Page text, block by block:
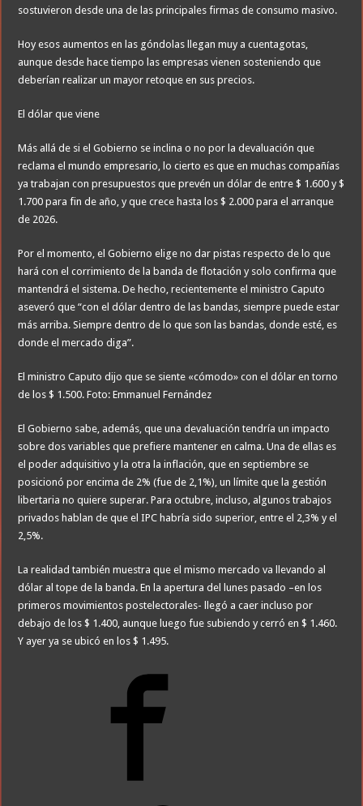
sostuvieron desde una de las principales firmas de consumo masivo.
Hoy esos aumentos en las góndolas llegan muy a cuentagotas,
aunque desde hace tiempo las empresas vienen sosteniendo que
deberían realizar un mayor retoque en sus precios.
El dólar que viene
Más allá de si el Gobierno se inclina o no por la devaluación que
reclama el mundo empresario, lo cierto es que en muchas compañías
ya trabajan con presupuestos que prevén un dólar de entre $ 1.600 y $
1.700 para fin de año, y que crece hasta los $ 2.000 para el arranque
de 2026.
Por el momento, el Gobierno elige no dar pistas respecto de lo que
hará con el corrimiento de la banda de flotación y solo confirma que
mantendrá el sistema. De hecho, recientemente el ministro Caputo
aseveró que “con el dólar dentro de las bandas, siempre puede estar
más arriba. Siempre dentro de lo que son las bandas, donde esté, es
donde el mercado diga”.
El ministro Caputo dijo que se siente «cómodo» con el dólar en torno
de los $ 1.500. Foto: Emmanuel Fernández
El Gobierno sabe, además, que una devaluación tendría un impacto
sobre dos variables que prefiere mantener en calma. Una de ellas es
el poder adquisitivo y la otra la inflación, que en septiembre se
posicionó por encima de 2% (fue de 2,1%), un límite que la gestión
libertaria no quiere superar. Para octubre, incluso, algunos trabajos
privados hablan de que el IPC habría sido superior, entre el 2,3% y el
2,5%.
La realidad también muestra que el mismo mercado va llevando al
dólar al tope de la banda. En la apertura del lunes pasado –en los
primeros movimientos postelectorales- llegó a caer incluso por
debajo de los $ 1.400, aunque luego fue subiendo y cerró en $ 1.460.
Y ayer ya se ubicó en los $ 1.495.